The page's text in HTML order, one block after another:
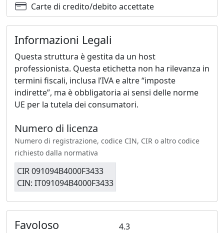
Carte di credito/debito accettate
Informazioni Legali
Questa struttura è gestita da un host
professionista. Questa etichetta non ha rilevanza in
termini fiscali, inclusa l’IVA e altre “imposte
indirette”, ma è obbligatoria ai sensi delle norme
UE per la tutela dei consumatori.
Numero di licenza
Numero di registrazione, codice CIN, CIR o altro codice
richiesto dalla normativa
CIR 091094B4000F3433
CIN: IT091094B4000F3433
Favoloso 4.3